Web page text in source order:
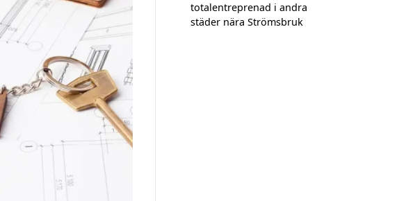
totalentreprenad i andra
städer nära Strömsbruk